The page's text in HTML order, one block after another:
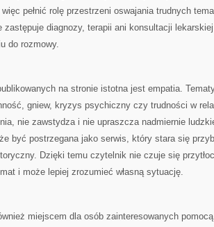
pełnić rolę przestrzeni oswajania trudnych
zastępuje diagnozy, terapii ani konsultacji
do rozmowy.
na stronie istotna jest empatia.
gniew, kryzys psychiczny czy trudności w
nie zawstydza i nie upraszcza nadmiernie
być postrzegana jako serwis, który stara się
Dzięki temu czytelnik nie czuje się
i może lepiej zrozumieć własną sytuację.
miejscem dla osób zainteresowanych